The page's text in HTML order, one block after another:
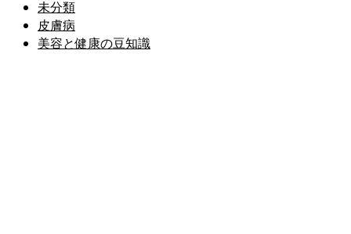
未分類
皮膚病
美容と健康の豆知識